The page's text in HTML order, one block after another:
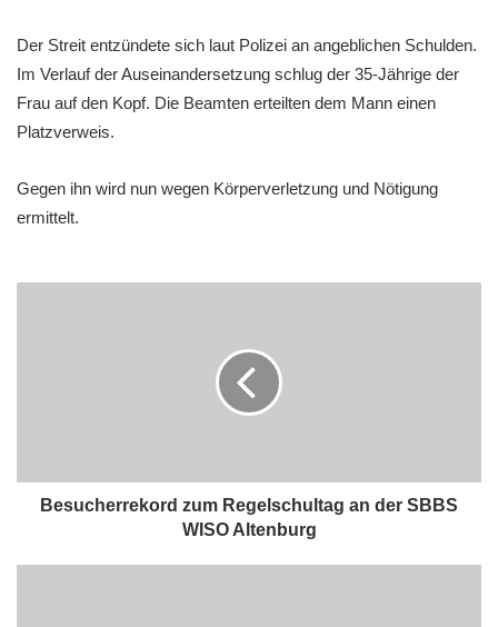
Der Streit entzündete sich laut Polizei an angeblichen Schulden.
Im Verlauf der Auseinandersetzung schlug der 35-Jährige der
Frau auf den Kopf. Die Beamten erteilten dem Mann einen
Platzverweis.
Gegen ihn wird nun wegen Körperverletzung und Nötigung
ermittelt.
Besucherrekord zum Regelschultag an der SBBS
WISO Altenburg